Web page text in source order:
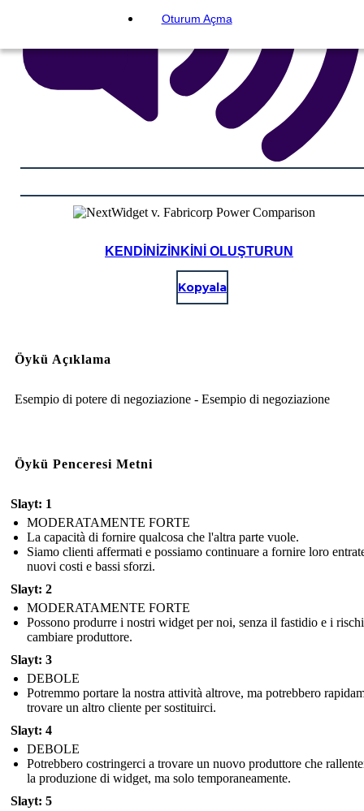
Oturum Açma
KENDINIZINKINI OLUŞTURUN
Kopyala
Öykü Açıklama
Esempio di potere di negoziazione - Esempio di negoziazione
Öykü Penceresi Metni
Slayt: 1
MODERATAMENTE FORTE
La capacità di fornire qualcosa che l'altra parte vuole.
Siamo clienti affermati e possiamo continuare a fornire loro
nuovi costi e bassi sforzi.
Slayt: 2
MODERATAMENTE FORTE
Possono produrre i nostri widget per noi, senza il fastidio e i
cambiare produttore.
Slayt: 3
DEBOLE
Potremmo portare la nostra attività altrove, ma potrebbero
trovare un altro cliente per sostituirci.
Slayt: 4
DEBOLE
Potrebbero costringerci a trovare un nuovo produttore che
la produzione di widget, ma solo temporaneamente.
Slayt: 5